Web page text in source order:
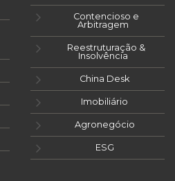
Contencioso e
Arbitragem
Reestruturação &
Insolvência
China Desk
Imobiliário
Agronegócio
ESG